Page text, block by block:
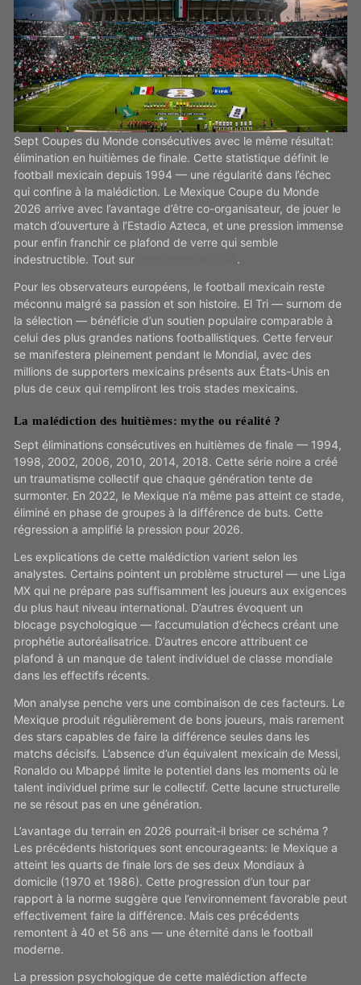
Sept Coupes du Monde consécutives avec le même résultat:
élimination en huitièmes de finale. Cette statistique définit le
football mexicain depuis 1994 — une régularité dans l’échec
qui confine à la malédiction. Le Mexique Coupe du Monde
2026 arrive avec l’avantage d’être co-organisateur, de jouer le
match d’ouverture à l’Estadio Azteca, et une pression immense
pour enfin franchir ce plafond de verre qui semble
indestructible. Tout sur
.
Pour les observateurs européens, le football mexicain reste
méconnu malgré sa passion et son histoire. El Tri — surnom de
la sélection — bénéficie d’un soutien populaire comparable à
celui des plus grandes nations footballistiques. Cette ferveur
se manifestera pleinement pendant le Mondial, avec des
millions de supporters mexicains présents aux États-Unis en
plus de ceux qui rempliront les trois stades mexicains.
La malédiction des huitièmes: mythe ou réalité ?
Sept éliminations consécutives en huitièmes de finale — 1994,
1998, 2002, 2006, 2010, 2014, 2018. Cette série noire a créé
un traumatisme collectif que chaque génération tente de
surmonter. En 2022, le Mexique n’a même pas atteint ce stade,
éliminé en phase de groupes à la différence de buts. Cette
régression a amplifié la pression pour 2026.
Les explications de cette malédiction varient selon les
analystes. Certains pointent un problème structurel — une Liga
MX qui ne prépare pas suffisamment les joueurs aux exigences
du plus haut niveau international. D’autres évoquent un
blocage psychologique — l’accumulation d’échecs créant une
prophétie autoréalisatrice. D’autres encore attribuent ce
plafond à un manque de talent individuel de classe mondiale
dans les effectifs récents.
Mon analyse penche vers une combinaison de ces facteurs. Le
Mexique produit régulièrement de bons joueurs, mais rarement
des stars capables de faire la différence seules dans les
matchs décisifs. L’absence d’un équivalent mexicain de Messi,
Ronaldo ou Mbappé limite le potentiel dans les moments où le
talent individuel prime sur le collectif. Cette lacune structurelle
ne se résout pas en une génération.
L’avantage du terrain en 2026 pourrait-il briser ce schéma ?
Les précédents historiques sont encourageants: le Mexique a
atteint les quarts de finale lors de ses deux Mondiaux à
domicile (1970 et 1986). Cette progression d’un tour par
rapport à la norme suggère que l’environnement favorable peut
effectivement faire la différence. Mais ces précédents
remontent à 40 et 56 ans — une éternité dans le football
moderne.
La pression psychologique de cette malédiction affecte